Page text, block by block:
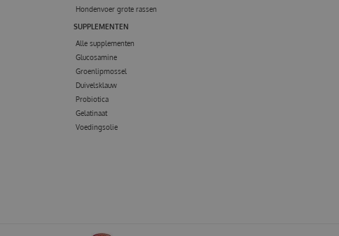
Hondenvoer grote rassen
SUPPLEMENTEN
Alle supplementen
Glucosamine
Groenlipmossel
Duivelsklauw
Probiotica
Gelatinaat
Voedingsolie